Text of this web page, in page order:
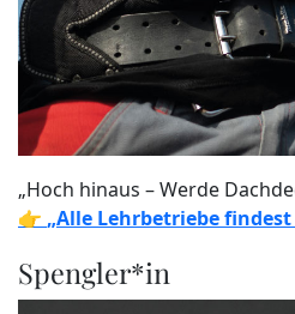
„Hoch hinaus – Werde
👉 „Alle Lehrbetriebe
Spengler*in